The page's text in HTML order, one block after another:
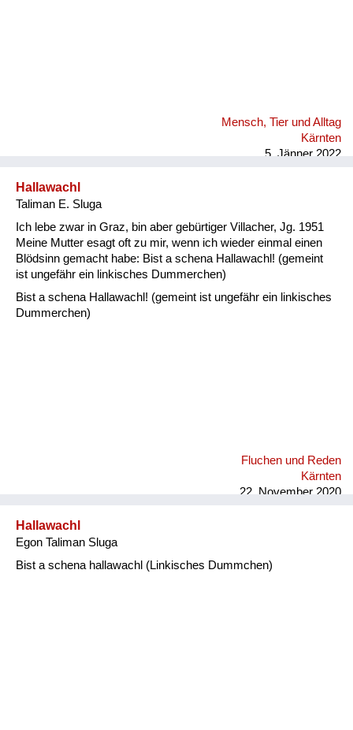
Mensch, Tier und Alltag
Kärnten
5. Jänner 2022
Hallawachl
Taliman E. Sluga
Ich lebe zwar in Graz, bin aber gebürtiger Villacher, Jg. 1951
Meine Mutter esagt oft zu mir, wenn ich wieder einmal einen
Blödsinn gemacht habe: Bist a schena Hallawachl! (gemeint
ist ungefähr ein linkisches Dummerchen)
Bist a schena Hallawachl! (gemeint ist ungefähr ein linkisches
Dummerchen)
Fluchen und Reden
Kärnten
22. November 2020
Hallawachl
Egon Taliman Sluga
Bist a schena hallawachl (Linkisches Dummchen)